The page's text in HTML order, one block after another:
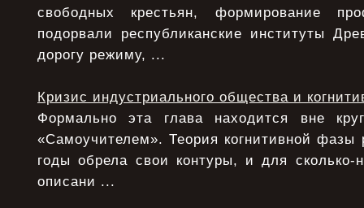
свободных крестьян, формирование
подорвали республиканские институты
дорогу режиму, ...
Кризис индустриального общества и
Формально эта глава находится вне
«Самоучителем». Теория когнитивной
годы обрела свои контуры, и для сколько-
описани ...